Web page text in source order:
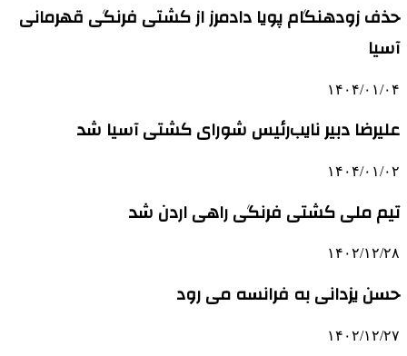
حذف زودهنگام پویا دادمرز از کشتی فرنگی قهرمانی
آسیا
۱۴۰۴/۰۱/۰۴
علیرضا دبیر نایب‌رئیس شورای کشتی آسیا شد
۱۴۰۴/۰۱/۰۲
تیم ملی کشتی فرنگی راهی اردن شد
۱۴۰۲/۱۲/۲۸
حسن یزدانی به فرانسه می رود
۱۴۰۲/۱۲/۲۷